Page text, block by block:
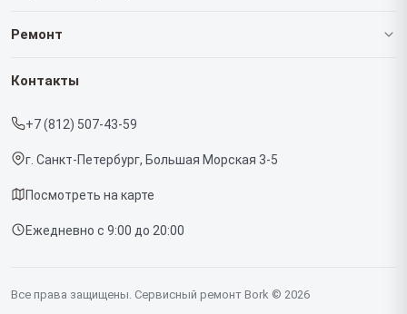
О нашем сервисе
Срочный ремонт
Доставка и способы оплаты
Диагностика
Контакты
Ремонт
Роботов-пылесосов
Контакты
+7 (812) 507-43-59
г. Санкт-Петербург, Большая Морская 3-5
Посмотреть на карте
Ежедневно с 9:00 до 20:00
Все права защищены. Сервисный ремонт Bork © 2026